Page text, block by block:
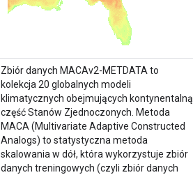
Zbiór danych MACAv2-METDATA to
kolekcja 20 globalnych modeli
klimatycznych obejmujących kontynentalną
część Stanów Zjednoczonych. Metoda
MACA (Multivariate Adaptive Constructed
Analogs) to statystyczna metoda
skalowania w dół, która wykorzystuje zbiór
danych treningowych (czyli zbiór danych